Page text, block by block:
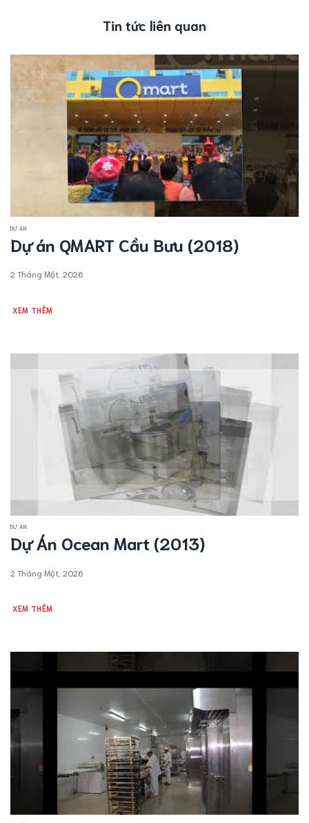
Tin tức liên quan
DỰ ÁN
Dự án QMART Cầu Bưu (2018)
2 Tháng Một, 2026
XEM THÊM
DỰ ÁN
Dự Án Ocean Mart (2013)
2 Tháng Một, 2026
XEM THÊM